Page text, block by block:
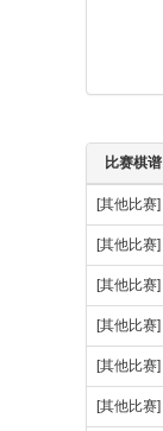
比赛棋谱
[其他比赛]
[其他比赛]
[其他比赛]
[其他比赛]
[其他比赛]
[其他比赛]